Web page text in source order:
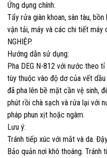
Ứng dụng chính:
Tẩy rửa giàn khoan, sàn tàu,
vận tải, máy và các chi tiết máy
NGHIỆP.
Hướng dẫn sử dụng:
Pha DEG N-812 với nước theo
tùy thuộc vào độ dơ của vết
đã pha lên bề mặt cần vệ sinh,
phút rồi chà sạch và rửa lại với
pháp phun xịt hoặc ngâm.
Lưu ý:
Tránh tiếp xúc với mắt và da.
Bảo quản nơi khô thoáng. Tránh